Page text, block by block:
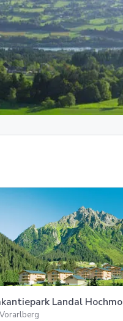
Landal
Vorarlberg